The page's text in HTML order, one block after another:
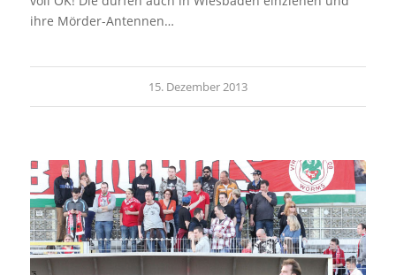
ihre Mörder-Antennen…
15. Dezember 2013